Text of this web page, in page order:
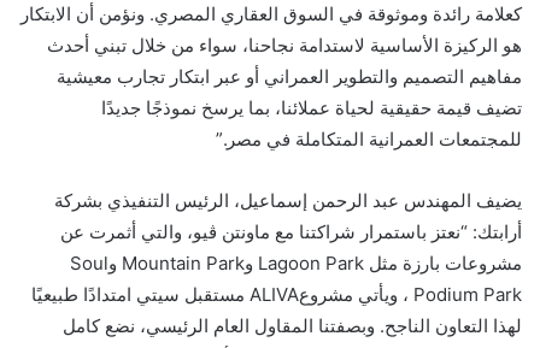
كعلامة رائدة وموثوقة في السوق العقاري المصري. ونؤمن أن الابتكار
هو الركيزة الأساسية لاستدامة نجاحنا، سواء من خلال تبني أحدث
مفاهيم التصميم والتطوير العمراني أو عبر ابتكار تجارب معيشية
تضيف قيمة حقيقية لحياة عملائنا، بما يرسخ نموذجًا جديدًا
للمجتمعات العمرانية المتكاملة في مصر.”
يضيف المهندس عبد الرحمن إسماعيل، الرئيس التنفيذي بشركة
أرابتك: “نعتز باستمرار شراكتنا مع ماونتن ڤيو، والتي أثمرت عن
مشروعات بارزة مثل Lagoon Park وMountain Park وSoul
Podium Park ، ويأتي مشروعALIVA مستقبل سيتي امتدادًا طبيعيًا
لهذا التعاون الناجح. وبصفتنا المقاول العام الرئيسي، نضع كامل